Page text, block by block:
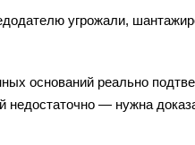
угрожали,
оснований реально
— нужна